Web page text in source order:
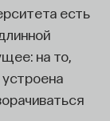
есть
на то,
резко